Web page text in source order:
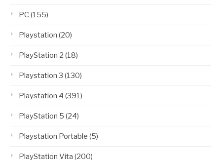
PC(155)
Playstation (20)
PlayStation 2 (18)
Playstation 3 (130)
Playstation 4 (391)
PlayStation 5 (24)
Playstation Portable (5)
PlayStation Vita (200)